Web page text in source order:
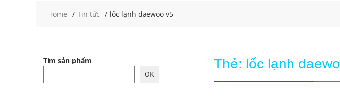
Home Tin tức lốc lạnh daewoo v5
Thẻ: lốc lạnh
Tìm sản phẩm
OK